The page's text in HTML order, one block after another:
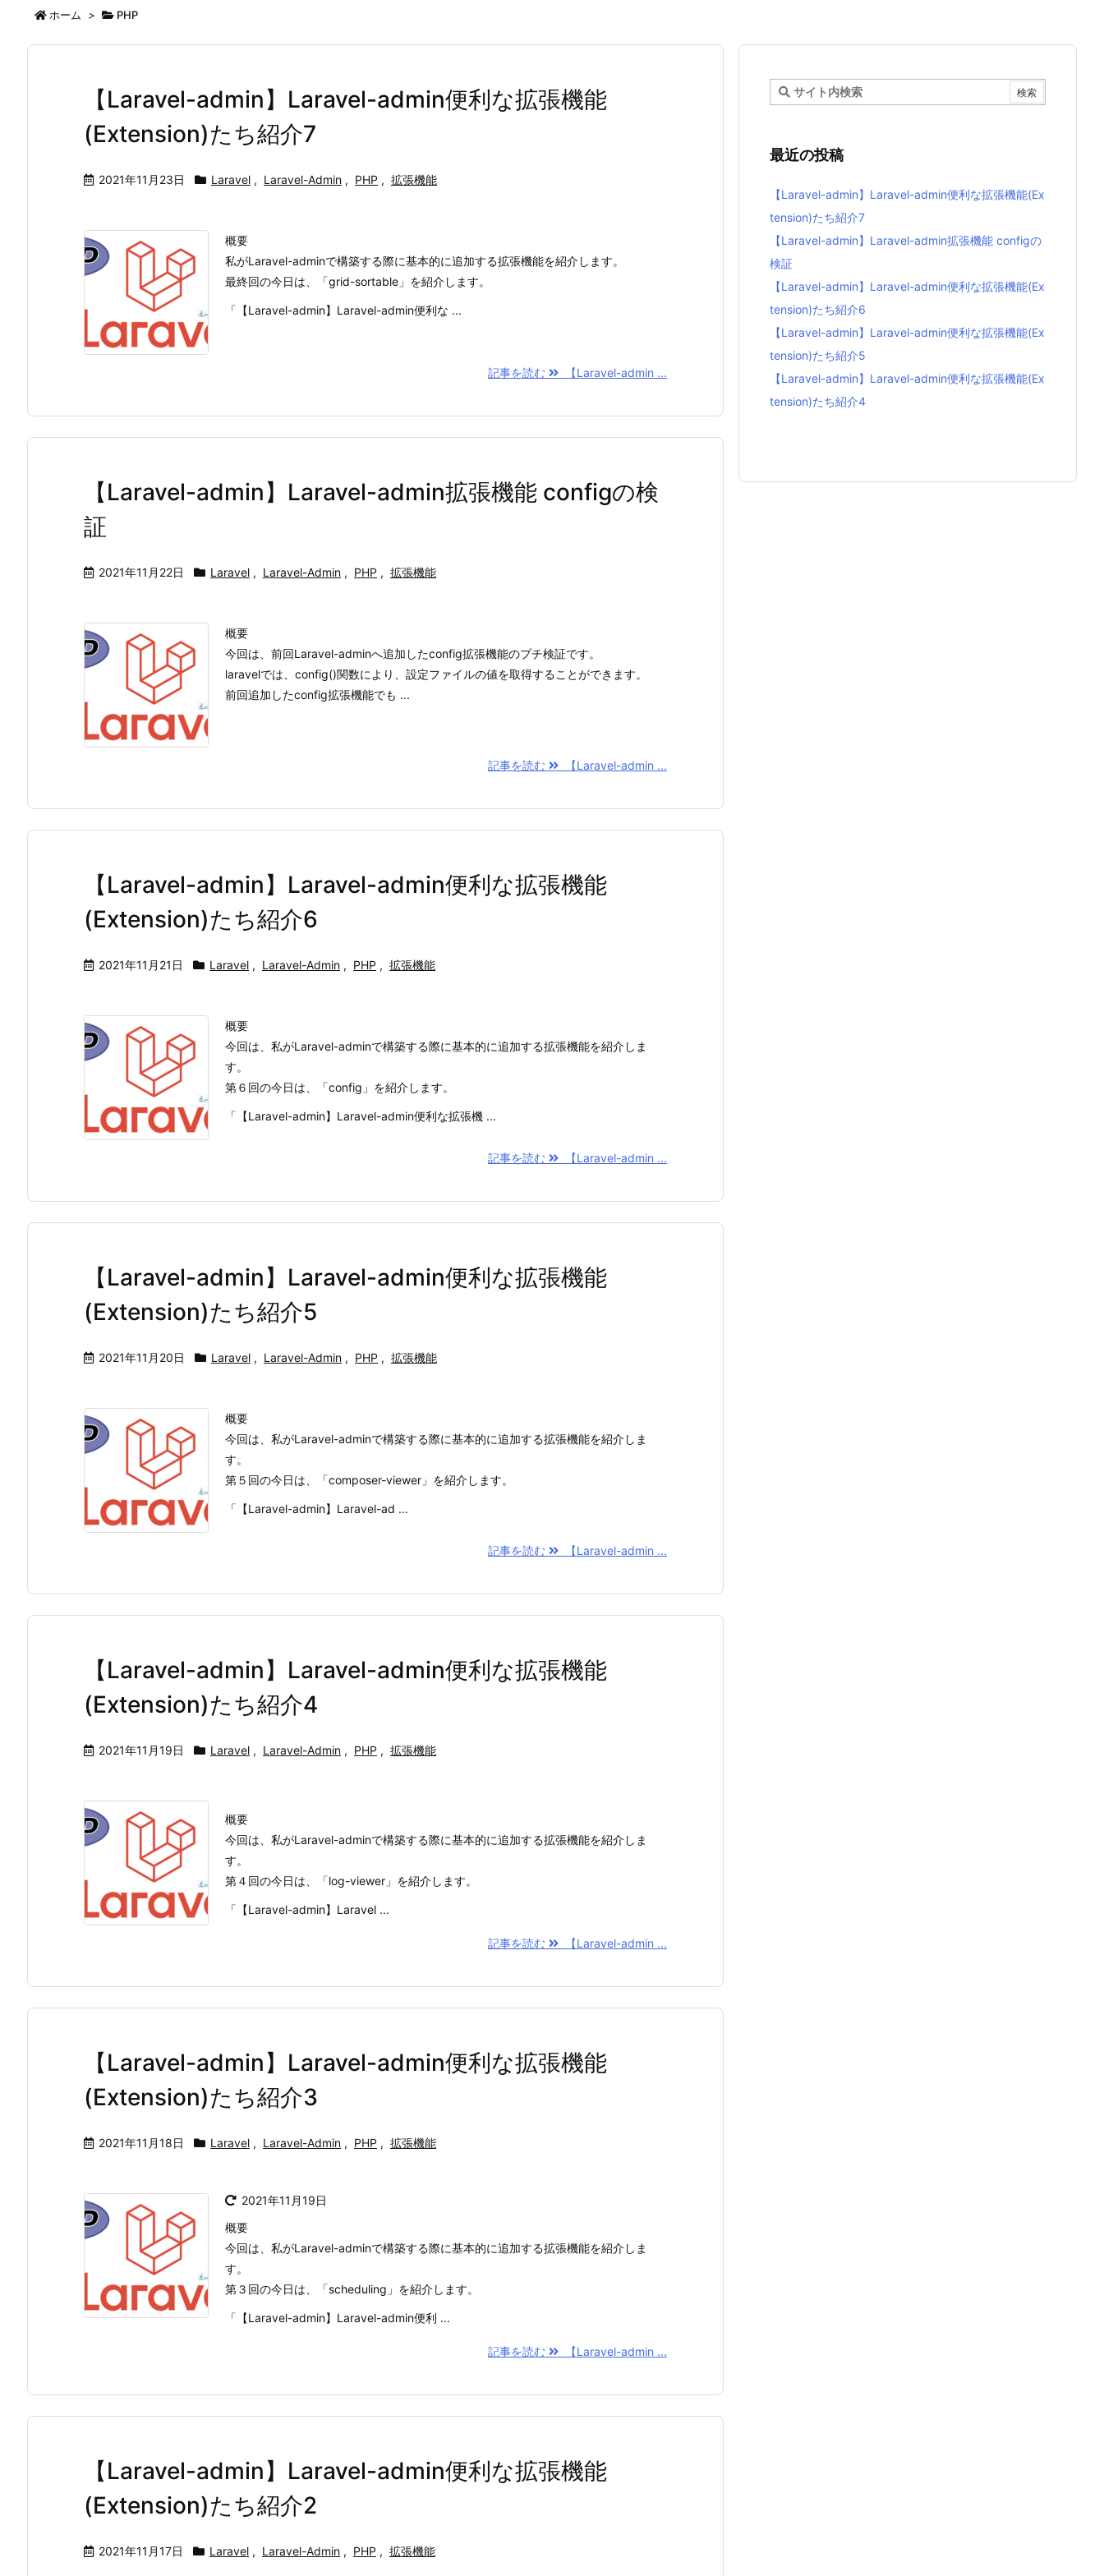
ホーム > PHP
【Laravel-admin】Laravel-admin便利な拡張機能
(Extension)たち紹介7
2021年11月23日 Laravel , Laravel-Admin , PHP , 拡張機能
概要
私がLaravel-adminで構築する際に基本的に追加する拡張機能を紹介します。
最終回の今日は、「grid-sortable」を紹介します。
「【Laravel-admin】Laravel-admin便利な ...
記事を読む 【Laravel-admin ...
【Laravel-admin】Laravel-admin拡張機能 configの検
証
2021年11月22日 Laravel , Laravel-Admin , PHP , 拡張機能
概要
今回は、前回Laravel-adminへ追加したconfig拡張機能のプチ検証です。
laravelでは、config()関数により、設定ファイルの値を取得することができます。
前回追加したconfig拡張機能でも ...
記事を読む 【Laravel-admin ...
【Laravel-admin】Laravel-admin便利な拡張機能
(Extension)たち紹介6
2021年11月21日 Laravel , Laravel-Admin , PHP , 拡張機能
概要
今回は、私がLaravel-adminで構築する際に基本的に追加する拡張機能を紹介しま
す。
第６回の今日は、「config」を紹介します。
「【Laravel-admin】Laravel-admin便利な拡張機 ...
記事を読む 【Laravel-admin ...
【Laravel-admin】Laravel-admin便利な拡張機能
(Extension)たち紹介5
2021年11月20日 Laravel , Laravel-Admin , PHP , 拡張機能
概要
今回は、私がLaravel-adminで構築する際に基本的に追加する拡張機能を紹介しま
す。
第５回の今日は、「composer-viewer」を紹介します。
「【Laravel-admin】Laravel-ad ...
記事を読む 【Laravel-admin ...
【Laravel-admin】Laravel-admin便利な拡張機能
(Extension)たち紹介4
2021年11月19日 Laravel , Laravel-Admin , PHP , 拡張機能
概要
今回は、私がLaravel-adminで構築する際に基本的に追加する拡張機能を紹介しま
す。
第４回の今日は、「log-viewer」を紹介します。
「【Laravel-admin】Laravel ...
記事を読む 【Laravel-admin ...
【Laravel-admin】Laravel-admin便利な拡張機能
(Extension)たち紹介3
2021年11月18日 Laravel , Laravel-Admin , PHP , 拡張機能
2021年11月19日
概要
今回は、私がLaravel-adminで構築する際に基本的に追加する拡張機能を紹介しま
す。
第３回の今日は、「scheduling」を紹介します。
「【Laravel-admin】Laravel-admin便利 ...
記事を読む 【Laravel-admin ...
【Laravel-admin】Laravel-admin便利な拡張機能
(Extension)たち紹介2
2021年11月17日 Laravel , Laravel-Admin , PHP , 拡張機能
最近の投稿
【Laravel-admin】Laravel-admin便利な拡張機能(Ex
tension)たち紹介7
【Laravel-admin】Laravel-admin拡張機能 configの
検証
【Laravel-admin】Laravel-admin便利な拡張機能(Ex
tension)たち紹介6
【Laravel-admin】Laravel-admin便利な拡張機能(Ex
tension)たち紹介5
【Laravel-admin】Laravel-admin便利な拡張機能(Ex
tension)たち紹介4